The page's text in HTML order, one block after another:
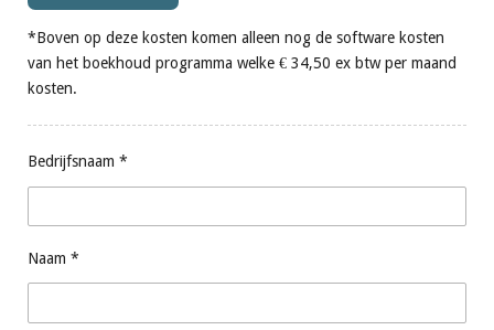
*Boven op deze kosten komen alleen nog de software kosten
van het boekhoud programma welke € 34,50 ex btw per maand
kosten.
Bedrijfsnaam *
Naam *